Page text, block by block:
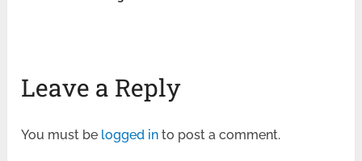
Leave a Reply
You must be logged in to post a comment.